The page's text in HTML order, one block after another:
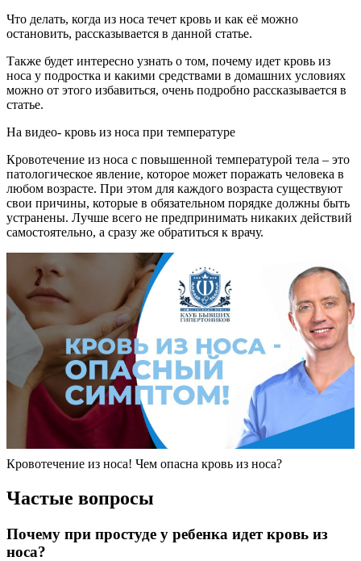
Что делать, когда из носа течет кровь и как её можно
остановить, рассказывается в данной статье.
Также будет интересно узнать о том, почему идет кровь из
носа у подростка и какими средствами в домашних условиях
можно от этого избавиться, очень подробно рассказывается в
статье.
На видео- кровь из носа при температуре
Кровотечение из носа с повышенной температурой тела – это
патологическое явление, которое может поражать человека в
любом возрасте. При этом для каждого возраста существуют
свои причины, которые в обязательном порядке должны быть
устранены. Лучше всего не предпринимать никаких действий
самостоятельно, а сразу же обратиться к врачу.
Кровотечение из носа! Чем опасна кровь из носа?
Частые вопросы
Почему при простуде у ребенка идет кровь из
носа?